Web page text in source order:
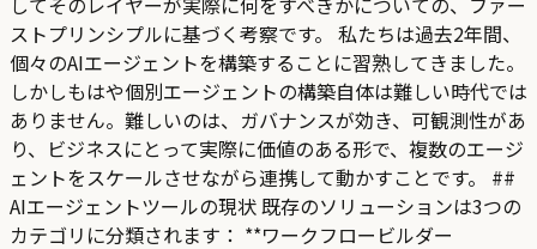
ストプリンシプルに基づく考察です。 私たちは過去2年間、
個々のAIエージェントを構築することに習熟してきました。
しかしもはや個別エージェントの構築自体は難しい時代では
ありません。難しいのは、ガバナンスが効き、可観測性があ
り、ビジネスにとって実際に価値のある形で、複数のエージ
ェントをスケールさせながら連携して動かすことです。 ##
AIエージェントツールの現状 既存のソリューションは3つの
カテゴリに分類されます： **ワークフロービルダー